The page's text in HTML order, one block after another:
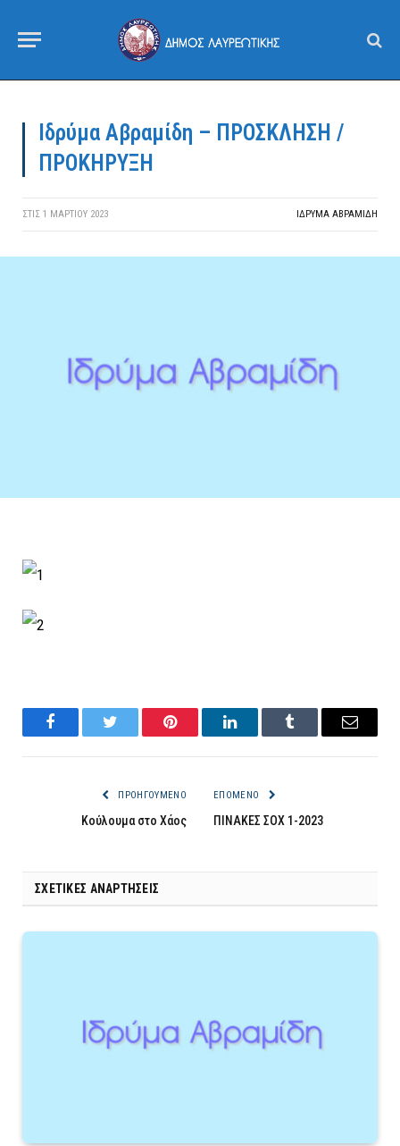
Ιδρύμα Αβραμίδη – ΠΡΟΣΚΛΗΣΗ /
ΠΡΟΚΗΡΥΞΗ
ΣΤΙΣ 1 ΜΑΡΤΊΟΥ 2023 ΙΔΡΎΜΑ ΑΒΡΑΜΊΔΗ
FacebookTwitter Pinterest LinkedInTumblr Email
ΠΡΟΗΓΟΎΜΕΝΟ
Κούλουμα στο Χάος
ΕΠΌΜΕΝΟ
ΠΙΝΑΚΕΣ ΣΟΧ 1-2023
ΣΧΕΤΙΚΈΣ ΑΝΑΡΤΉΣΕΙΣ